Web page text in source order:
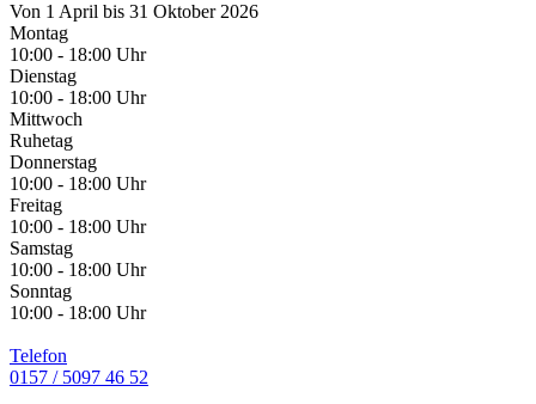
Von 1 April bis 31 Oktober 2026
Montag
10:00 - 18:00 Uhr
Dienstag
10:00 - 18:00 Uhr
Mittwoch
Ruhetag
Donnerstag
10:00 - 18:00 Uhr
Freitag
10:00 - 18:00 Uhr
Samstag
10:00 - 18:00 Uhr
Sonntag
10:00 - 18:00 Uhr
Telefon
0157 / 5097 46 52